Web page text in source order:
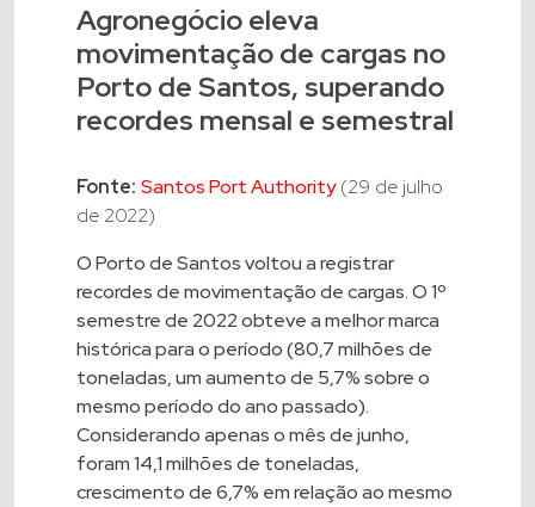
Agronegócio eleva
movimentação de cargas no
Porto de Santos, superando
recordes mensal e semestral
Fonte: Santos Port Authority(29 de julho
de 2022)
O Porto de Santos voltou a registrar
recordes de movimentação de cargas. O 1º
semestre de 2022 obteve a melhor marca
histórica para o período (80,7 milhões de
toneladas, um aumento de 5,7% sobre o
mesmo período do ano passado).
Considerando apenas o mês de junho,
foram 14,1 milhões de toneladas,
crescimento de 6,7% em relação ao mesmo